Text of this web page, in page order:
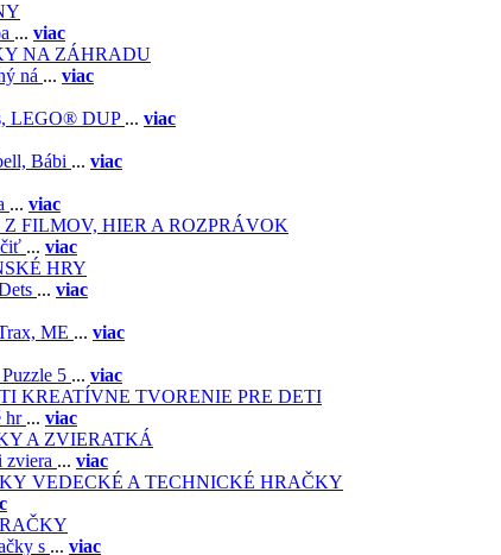
... viac
NA ZÁHRADU
ná ... viac
LEGO® DUP ... viac
Bábi ... viac
... viac
Z FILMOV, HIER A ROZPRÁVOK
... viac
HRY
... viac
ME ... viac
Puzzle 5 ... viac
KREATÍVNE TVORENIE PRE DETI
hr ... viac
A ZVIERATKÁ
zviera ... viac
VEDECKÉ A TECHNICKÉ HRAČKY
s ... viac